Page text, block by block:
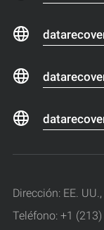
Dirección: EE.
Teléfono: +1